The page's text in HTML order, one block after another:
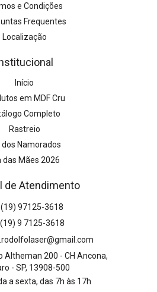
e Condições
Frequentes
Localização
Início
em MDF Cru
Completo
Rastreio
dos Namorados
das Mães 2026
de Atendimento
(19) 97125-3618
(19) 9 7125-3618
Altheman 200 - CH Ancona,
- SP, 13908-500
a sexta, das 7h às 17h